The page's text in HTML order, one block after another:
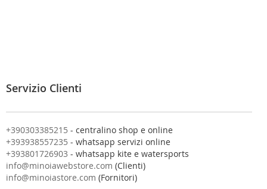
l
n
o
s
t
r
a
Servizio Clienti
+390303385215 - centralino shop e online
+393938557235 - whatsapp servizi online
+393801726903 - whatsapp kite e watersports
info@minoiawebstore.com (Clienti)
info@minoiastore.com (Fornitori)